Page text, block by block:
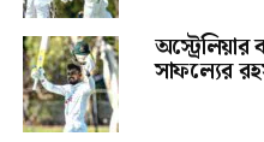
সাফল্যের